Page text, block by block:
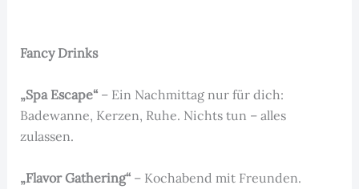
Fancy Drinks
„Spa Escape“– Ein Nachmittag nur für dich:
Badewanne, Kerzen, Ruhe. Nichts tun – alles
zulassen.
„Flavor Gathering“– Kochabend mit Freunden.